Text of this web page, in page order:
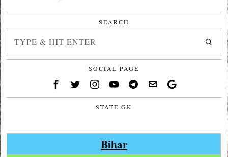
SEARCH
SOCIAL PAGE
STATE GK
Bihar